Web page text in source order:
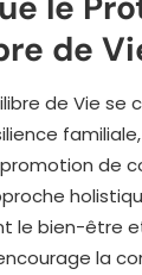
de
de Vie se
de
le bien-être
la